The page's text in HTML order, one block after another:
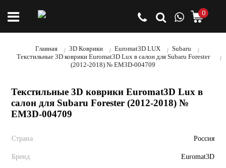
0
Главная 3D Коврики Euromat3D LUX
Subaru
Текстильные 3D коврики Euromat3D Lux в салон для Subaru Forester
(2012-2018) № EM3D-004709
Текстильные 3D коврики Euromat3D Lux в
салон для Subaru Forester (2012-2018) №
EM3D-004709
Страна Россия
Бренд Euromat3D